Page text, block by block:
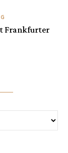
Frankfurter